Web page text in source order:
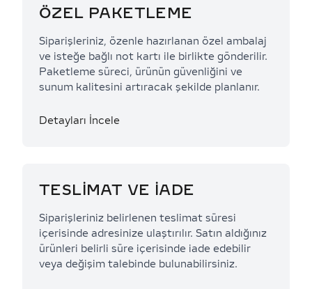
ÖZEL PAKETLEME
Siparişleriniz, özenle hazırlanan özel ambalaj
ve isteğe bağlı not kartı ile birlikte gönderilir.
Paketleme süreci, ürünün güvenliğini ve
sunum kalitesini artıracak şekilde planlanır.
Detayları İncele
TESLİMAT VE İADE
Siparişleriniz belirlenen teslimat süresi
içerisinde adresinize ulaştırılır. Satın aldığınız
ürünleri belirli süre içerisinde iade edebilir
veya değişim talebinde bulunabilirsiniz.